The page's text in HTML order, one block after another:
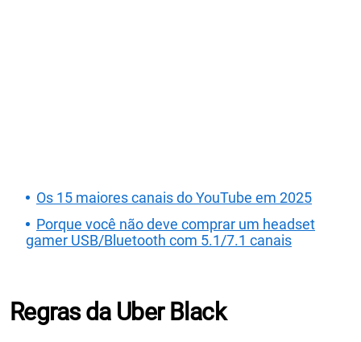
Os 15 maiores canais do YouTube em 2025
Porque você não deve comprar um headset
gamer USB/Bluetooth com 5.1/7.1 canais
Regras da Uber Black